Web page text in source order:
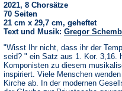
2021, 8 Chorsätze
70 Seiten
21 cm x 29,7 cm, geheftet
Text und Musik: Gregor
"Wisst Ihr nicht, dass ihr der
seid? " ein Satz aus 1. Kor. 3,16.
Komponisten zu diesem
inspiriert. Viele Menschen
Kirche ab. In der modernen